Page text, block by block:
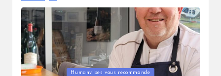
Posted
Humanvibes vous recommande